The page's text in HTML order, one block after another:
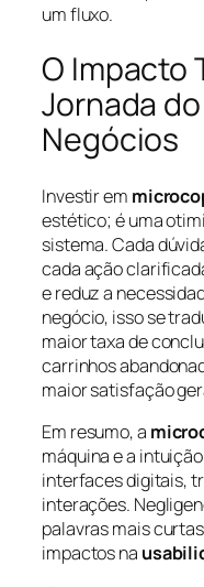
um fluxo.
O Impacto
Jornada
Negócios
Investir em
estético; é uma
sistema. Cada
cada ação
e reduz a
negócio, isso se
maior taxa de
carrinhos
maior satisfação
Em resumo, a
máquina e a
interfaces digitais,
interações.
palavras mais
impactos na